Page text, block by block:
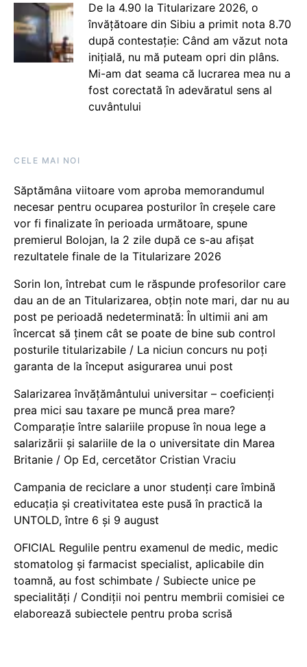
De la 4.90 la Titularizare 2026, o
învățătoare din Sibiu a primit nota 8.70
după contestație: Când am văzut nota
inițială, nu mă puteam opri din plâns.
Mi-am dat seama că lucrarea mea nu a
fost corectată în adevăratul sens al
cuvântului
CELE MAI NOI
Săptămâna viitoare vom aproba memorandumul
necesar pentru ocuparea posturilor în creșele care
vor fi finalizate în perioada următoare, spune
premierul Bolojan, la 2 zile după ce s-au afișat
rezultatele finale de la Titularizare 2026
Sorin Ion, întrebat cum le răspunde profesorilor care
dau an de an Titularizarea, obțin note mari, dar nu au
post pe perioadă nedeterminată: În ultimii ani am
încercat să ținem cât se poate de bine sub control
posturile titularizabile / La niciun concurs nu poți
garanta de la început asigurarea unui post
Salarizarea învățământului universitar – coeficienți
prea mici sau taxare pe muncă prea mare?
Comparație între salariile propuse în noua lege a
salarizării și salariile de la o universitate din Marea
Britanie / Op Ed, cercetător Cristian Vraciu
Campania de reciclare a unor studenți care îmbină
educația și creativitatea este pusă în practică la
UNTOLD, între 6 și 9 august
OFICIAL Regulile pentru examenul de medic, medic
stomatolog și farmacist specialist, aplicabile din
toamnă, au fost schimbate / Subiecte unice pe
specialități / Condiții noi pentru membrii comisiei ce
elaborează subiectele pentru proba scrisă